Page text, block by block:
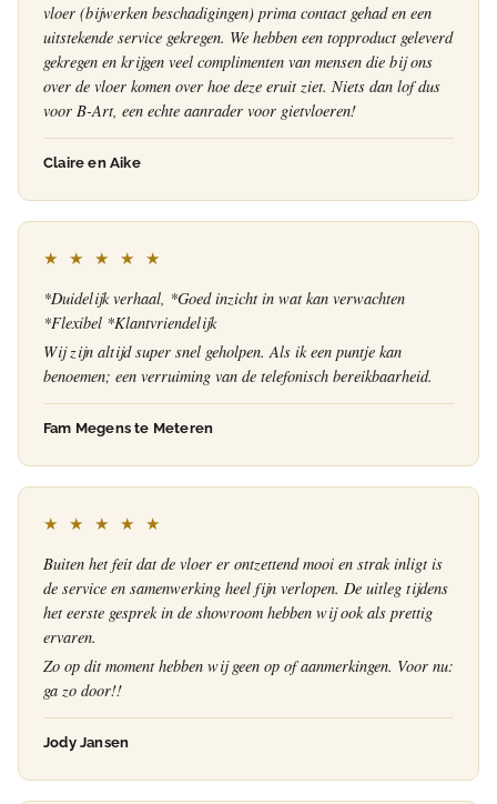
vloer (bijwerken beschadigingen) prima contact gehad en een
uitstekende service gekregen. We hebben een topproduct geleverd
gekregen en krijgen veel complimenten van mensen die bij ons
over de vloer komen over hoe deze eruit ziet. Niets dan lof dus
voor B-Art, een echte aanrader voor gietvloeren!
Claire en Aike
★ ★ ★ ★ ★
*Duidelijk verhaal, *Goed inzicht in wat kan verwachten
*Flexibel *Klantvriendelijk
Wij zijn altijd super snel geholpen. Als ik een puntje kan
benoemen; een verruiming van de telefonisch bereikbaarheid.
Fam Megens te Meteren
★ ★ ★ ★ ★
Buiten het feit dat de vloer er ontzettend mooi en strak inligt is
de service en samenwerking heel fijn verlopen. De uitleg tijdens
het eerste gesprek in de showroom hebben wij ook als prettig
ervaren.
Zo op dit moment hebben wij geen op of aanmerkingen. Voor nu:
ga zo door!!
Jody Jansen